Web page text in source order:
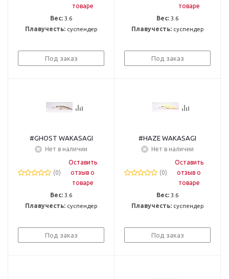
товаре
Вес: 3.6
Плавучесть: суспендер
Под заказ
товаре
Вес: 3.6
Плавучесть: суспендер
Под заказ
#GHOST WAKASAGI
Нет в наличии
(0)
Оставить
отзыв о
товаре
Вес: 3.6
Плавучесть: суспендер
Под заказ
#HAZE WAKASAGI
Нет в наличии
(0)
Оставить
отзыв о
товаре
Вес: 3.6
Плавучесть: суспендер
Под заказ